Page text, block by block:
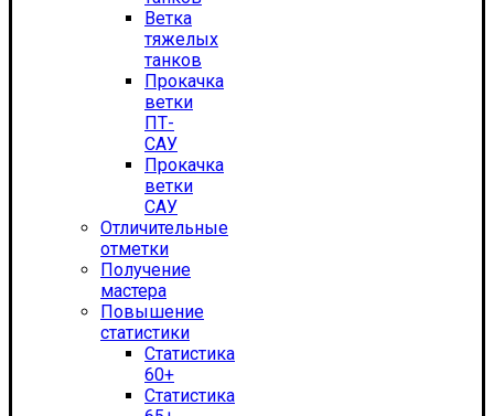
Ветка
тяжелых
танков
Прокачка
ветки
ПТ-
САУ
Прокачка
ветки
САУ
Отличительные
отметки
Получение
мастера
Повышение
статистики
Статистика
60+
Статистика